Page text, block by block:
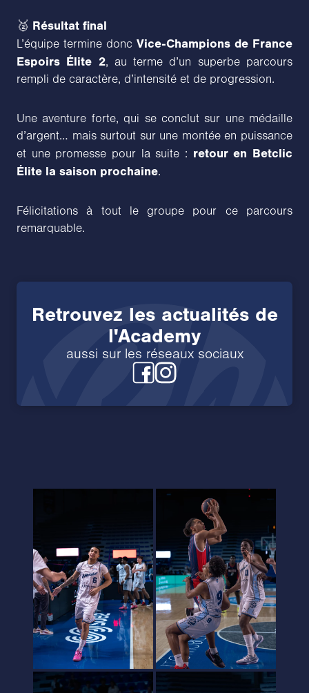
🥈 Résultat final
L’équipe termine donc Vice-Champions de France
Espoirs Élite 2, au terme d’un superbe parcours
rempli de caractère, d’intensité et de progression.
Une aventure forte, qui se conclut sur une médaille
d’argent… mais surtout sur une montée en puissance
et une promesse pour la suite : retour en Betclic
Élite la saison prochaine.
Félicitations à tout le groupe pour ce parcours
remarquable.
Retrouvez les actualités de
l'Academy
aussi sur les réseaux sociaux